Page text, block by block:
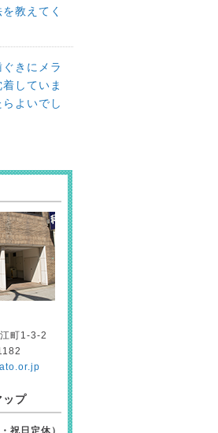
教えてく
きにメラ
していま
よいでし
町1-3-2
ップ
祝日定休）